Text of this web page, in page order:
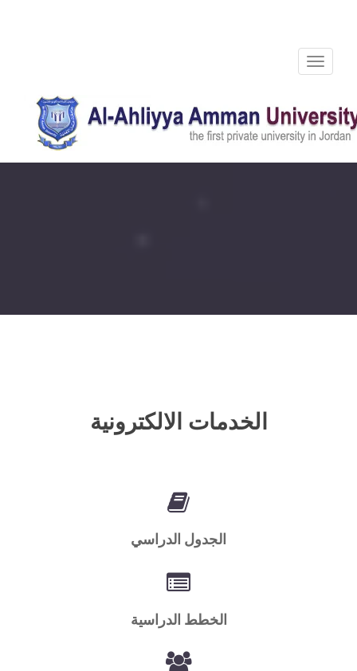
Toggle
navigation
الخدمات الالكترونية
الجدول الدراسي
الخطط الدراسية